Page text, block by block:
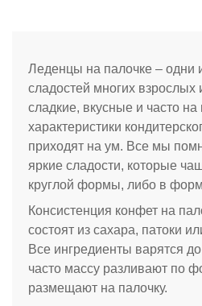
Леденцы на палочке –
сладостей многих взрослых
сладкие, вкусные и часто на
характеристики
приходят на ум. Все мы
яркие сладости, которые
круглой формы, либо в
Консистенция конфет на
состоят из сахара, патоки
Все ингредиенты варятся
часто массу разливают по
размещают на палочку.